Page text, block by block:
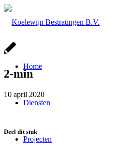
Home
Diensten
Projecten
2-min
10 april 2020
Deel dit stuk